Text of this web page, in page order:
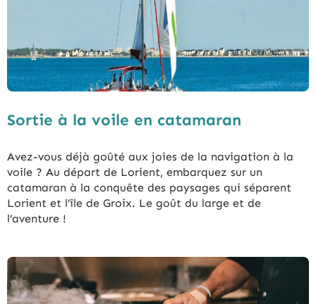
Sortie à la voile en catamaran
Avez-vous déjà goûté aux joies de la navigation à la
voile ? Au départ de Lorient, embarquez sur un
catamaran à la conquête des paysages qui séparent
Lorient et l’île de Groix. Le goût du large et de
l’aventure !